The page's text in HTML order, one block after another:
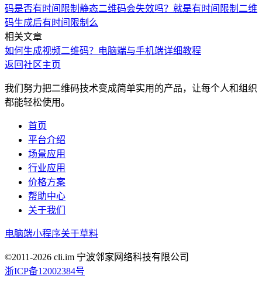
码是否有时间限制 静态二维码会失效吗？就是有时间限制 二维
码生成后有时间限制么
相关文章
如何生成视频二维码？电脑端与手机端详细教程
返回社区主页
我们努力把二维码技术变成简单实用的产品，让每个人和组织
都能轻松使用。
首页
平台介绍
场景应用
行业应用
价格方案
帮助中心
关于我们
电脑端小程序关于草料
©2011-2026 cli.im 宁波邻家网络科技有限公司
浙ICP备12002384号